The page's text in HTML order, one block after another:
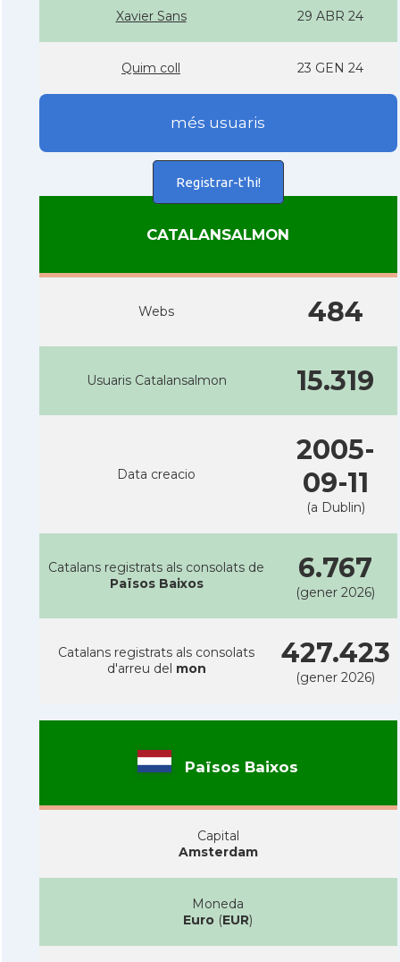
Xavier Sans 29 ABR 24
Quim coll 23 GEN 24
més usuaris
Registrar-t'hi!
CATALANSALMON
Webs 484
Usuaris Catalansalmon 15.319
Data creacio
2005-
09-11
(a Dublin)
Catalans registrats als consolats de
Països Baixos
6.767
(gener 2026)
Catalans registrats als consolats
d'arreu del mon 427.423
(gener 2026)
Països Baixos
Capital
Amsterdam
Moneda
Euro (EUR)